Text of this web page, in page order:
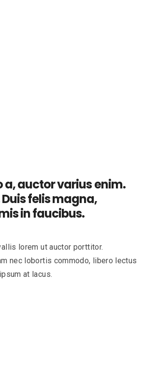
a, auctor varius enim.
felis magna,
in faucibus.
lorem ut auctor porttitor.
nec lobortis commodo, libero lectus
at lacus.